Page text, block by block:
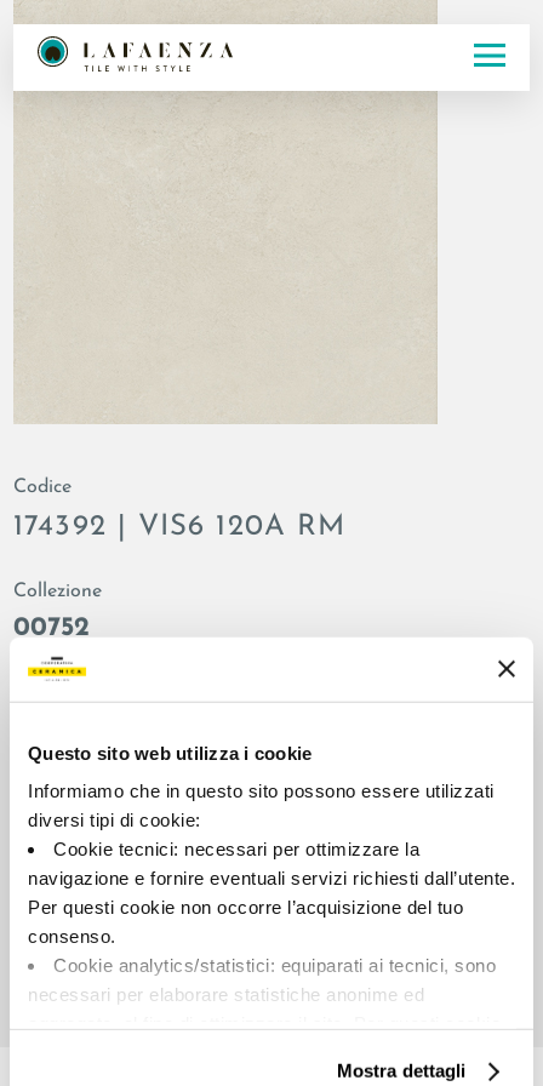
Questo sito web utilizza i cookie
Informiamo che in questo sito possono essere utilizzati
diversi tipi di cookie:
Cookie tecnici: necessari per ottimizzare la
navigazione e fornire eventuali servizi richiesti dall’utente.
Per questi cookie non occorre l’acquisizione del tuo
consenso.
Cookie analytics/statistici: equiparati ai tecnici, sono
necessari per elaborare statistiche anonime ed
Cookie di profilazione/marketing: sono utilizzati, solo
Mostra dettagli
Codice
174392 | VIS6 120A RM
Collezione
00752
Colore:
Almond
Fondo
Formato:
120.0x120.0
naturale
opaco
Stonalizzazione:
Unità di misura:
MQ